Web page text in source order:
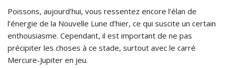
Poissons, aujourd’hui, vous ressentez encore l’élan de
l’énergie de la Nouvelle Lune d’hier, ce qui suscite un certain
enthousiasme. Cependant, il est important de ne pas
précipiter les choses à ce stade, surtout avec le carré
Mercure-Jupiter en jeu.